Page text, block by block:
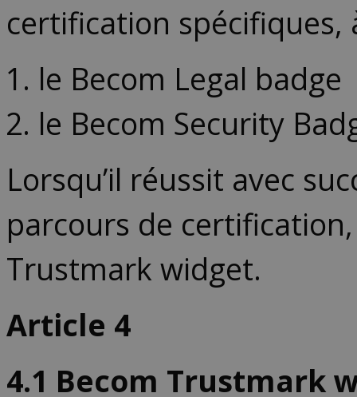
certification spécifiques,
le Becom Legal badge
le Becom Security
Lorsqu’il réussit avec
parcours de
Trustmark widget.
Article 4
4.1 Becom Trustmark